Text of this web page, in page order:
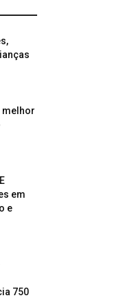
melhor
em
e
750